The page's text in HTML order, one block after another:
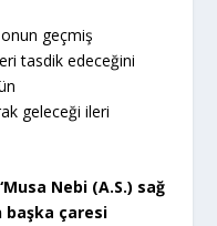
geçmiş
tasdik edeceğini
geleceği ileri
Nebi (A.S.) sağ
çaresi